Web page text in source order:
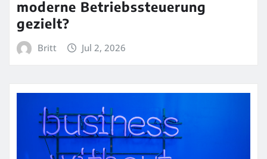
moderne Betriebssteuerung
gezielt?
Britt Jul 2, 2026